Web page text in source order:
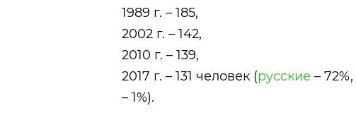
1989 г. – 185,
2002 г. – 142,
2010 г. – 139,
2017 г. – 131 человек (русские – 72%,
– 1%).